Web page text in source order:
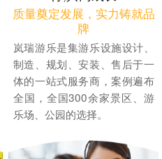
质量奠定发展，实力铸就品
牌
岚瑞游乐是集游乐设施设计、
制造、规划、安装、售后于一
体的一站式服务商，案例遍布
全国，全国300余家景区、游
乐场、公园的选择。